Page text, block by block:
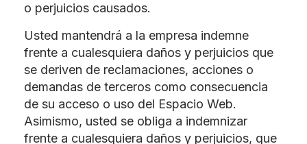
o perjuicios causados.
Usted mantendrá a la empresa indemne
frente a cualesquiera daños y perjuicios que
se deriven de reclamaciones, acciones o
demandas de terceros como consecuencia
de su acceso o uso del Espacio Web.
Asimismo, usted se obliga a indemnizar
frente a cualesquiera daños y perjuicios, que